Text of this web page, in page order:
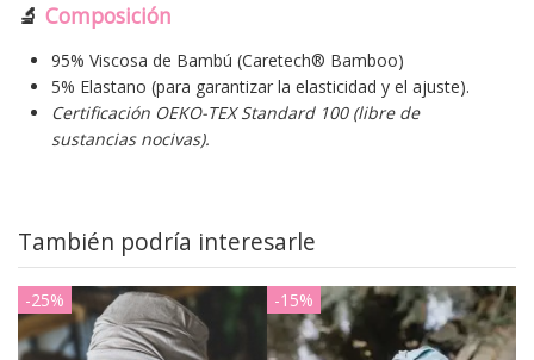
🔬 Composición
95% Viscosa de Bambú (Caretech® Bamboo)
5% Elastano (para garantizar la elasticidad y el ajuste).
Certificación OEKO-TEX Standard 100 (libre de
sustancias nocivas).
También podría interesarle
-25% -15%